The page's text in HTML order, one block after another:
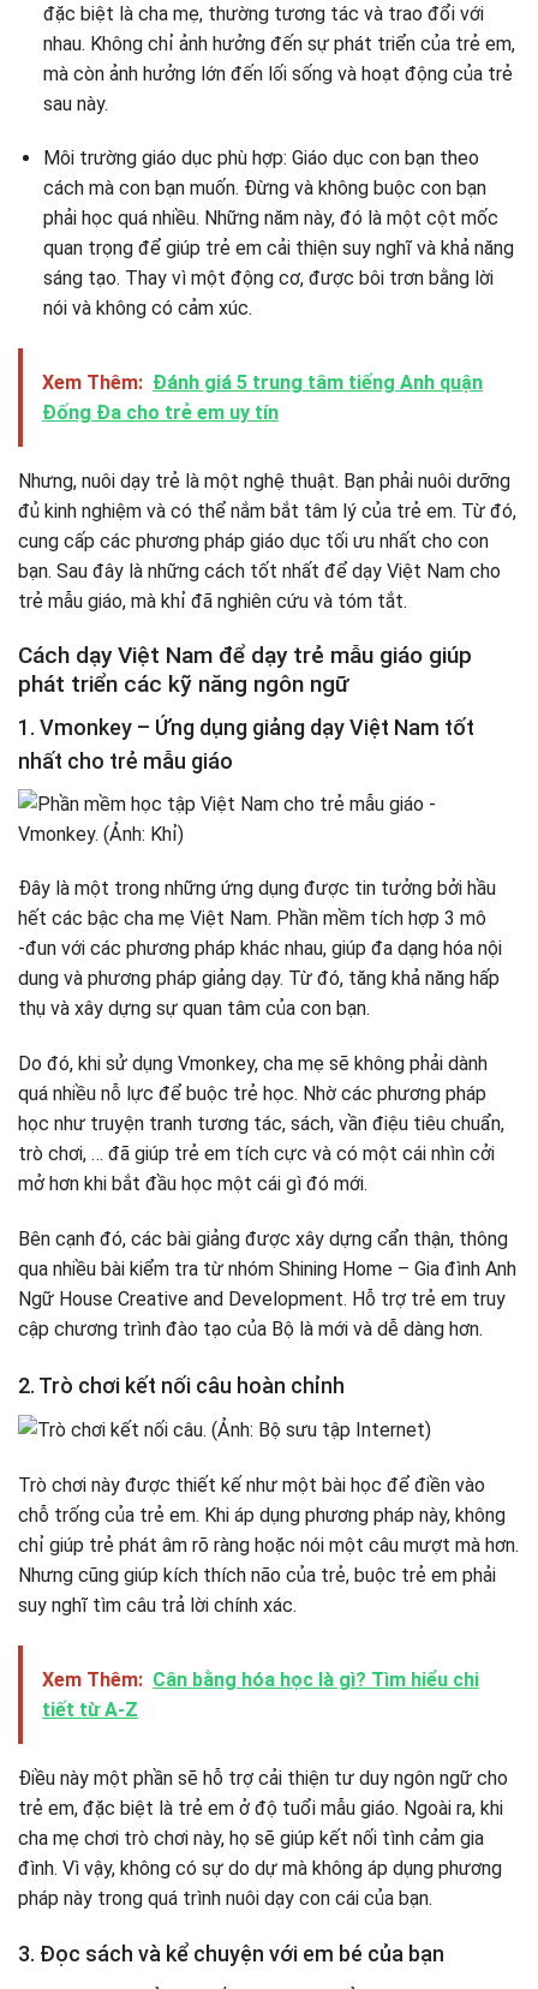
đặc biệt là cha mẹ, thường tương tác và trao đổi với
nhau. Không chỉ ảnh hưởng đến sự phát triển của trẻ em,
mà còn ảnh hưởng lớn đến lối sống và hoạt động của trẻ
sau này.
Môi trường giáo dục phù hợp: Giáo dục con bạn theo
cách mà con bạn muốn. Đừng và không buộc con bạn
phải học quá nhiều. Những năm này, đó là một cột mốc
quan trọng để giúp trẻ em cải thiện suy nghĩ và khả năng
sáng tạo. Thay vì một động cơ, được bôi trơn bằng lời
nói và không có cảm xúc.
Xem Thêm: Đánh giá 5 trung tâm tiếng Anh quận
Đống Đa cho trẻ em uy tín
Nhưng, nuôi dạy trẻ là một nghệ thuật. Bạn phải nuôi dưỡng
đủ kinh nghiệm và có thể nắm bắt tâm lý của trẻ em. Từ đó,
cung cấp các phương pháp giáo dục tối ưu nhất cho con
bạn. Sau đây là những cách tốt nhất để dạy Việt Nam cho
trẻ mẫu giáo, mà khỉ đã nghiên cứu và tóm tắt.
Cách dạy Việt Nam để dạy trẻ mẫu giáo giúp
phát triển các kỹ năng ngôn ngữ
1. Vmonkey – Ứng dụng giảng dạy Việt Nam tốt
nhất cho trẻ mẫu giáo
Đây là một trong những ứng dụng được tin tưởng bởi hầu
hết các bậc cha mẹ Việt Nam. Phần mềm tích hợp 3 mô
-đun với các phương pháp khác nhau, giúp đa dạng hóa nội
dung và phương pháp giảng dạy. Từ đó, tăng khả năng hấp
thụ và xây dựng sự quan tâm của con bạn.
Do đó, khi sử dụng Vmonkey, cha mẹ sẽ không phải dành
quá nhiều nỗ lực để buộc trẻ học. Nhờ các phương pháp
học như truyện tranh tương tác, sách, vần điệu tiêu chuẩn,
trò chơi, … đã giúp trẻ em tích cực và có một cái nhìn cởi
mở hơn khi bắt đầu học một cái gì đó mới.
Bên cạnh đó, các bài giảng được xây dựng cẩn thận, thông
qua nhiều bài kiểm tra từ nhóm Shining Home – Gia đình Anh
Ngữ House Creative and Development. Hỗ trợ trẻ em truy
cập chương trình đào tạo của Bộ là mới và dễ dàng hơn.
2. Trò chơi kết nối câu hoàn chỉnh
Trò chơi này được thiết kế như một bài học để điền vào
chỗ trống của trẻ em. Khi áp dụng phương pháp này, không
chỉ giúp trẻ phát âm rõ ràng hoặc nói một câu mượt mà hơn.
Nhưng cũng giúp kích thích não của trẻ, buộc trẻ em phải
suy nghĩ tìm câu trả lời chính xác.
Xem Thêm: Cân bằng hóa học là gì? Tìm hiểu chi
tiết từ A-Z
Điều này một phần sẽ hỗ trợ cải thiện tư duy ngôn ngữ cho
trẻ em, đặc biệt là trẻ em ở độ tuổi mẫu giáo. Ngoài ra, khi
cha mẹ chơi trò chơi này, họ sẽ giúp kết nối tình cảm gia
đình. Vì vậy, không có sự do dự mà không áp dụng phương
pháp này trong quá trình nuôi dạy con cái của bạn.
3. Đọc sách và kể chuyện với em bé của bạn